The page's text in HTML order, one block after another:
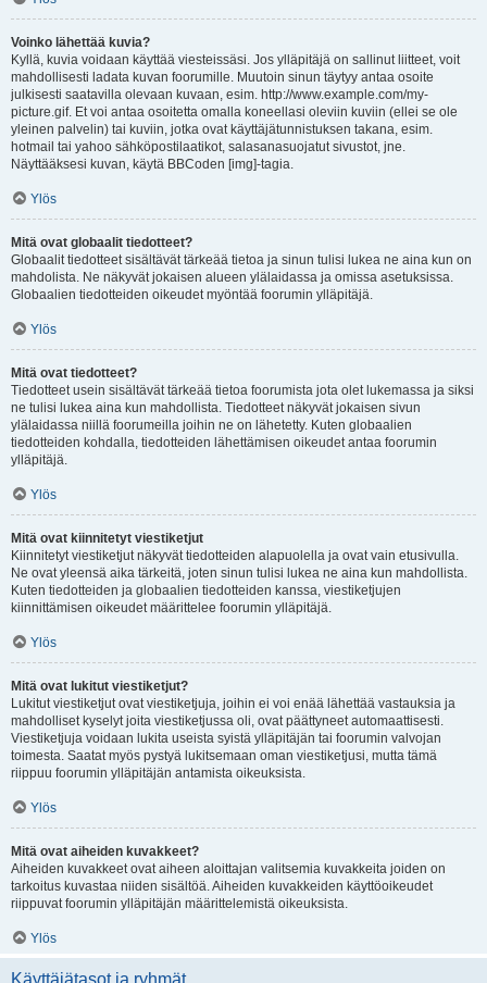
Voinko lähettää kuvia?
Kyllä, kuvia voidaan käyttää viesteissäsi. Jos ylläpitäjä on sallinut liitteet, voit
mahdollisesti ladata kuvan foorumille. Muutoin sinun täytyy antaa osoite
julkisesti saatavilla olevaan kuvaan, esim. http://www.example.com/my-
picture.gif. Et voi antaa osoitetta omalla koneellasi oleviin kuviin (ellei se ole
yleinen palvelin) tai kuviin, jotka ovat käyttäjätunnistuksen takana, esim.
hotmail tai yahoo sähköpostilaatikot, salasanasuojatut sivustot, jne.
Näyttääksesi kuvan, käytä BBCoden [img]-tagia.
Ylös
Mitä ovat globaalit tiedotteet?
Globaalit tiedotteet sisältävät tärkeää tietoa ja sinun tulisi lukea ne aina kun on
mahdolista. Ne näkyvät jokaisen alueen ylälaidassa ja omissa asetuksissa.
Globaalien tiedotteiden oikeudet myöntää foorumin ylläpitäjä.
Ylös
Mitä ovat tiedotteet?
Tiedotteet usein sisältävät tärkeää tietoa foorumista jota olet lukemassa ja siksi
ne tulisi lukea aina kun mahdollista. Tiedotteet näkyvät jokaisen sivun
ylälaidassa niillä foorumeilla joihin ne on lähetetty. Kuten globaalien
tiedotteiden kohdalla, tiedotteiden lähettämisen oikeudet antaa foorumin
ylläpitäjä.
Ylös
Mitä ovat kiinnitetyt viestiketjut
Kiinnitetyt viestiketjut näkyvät tiedotteiden alapuolella ja ovat vain etusivulla.
Ne ovat yleensä aika tärkeitä, joten sinun tulisi lukea ne aina kun mahdollista.
Kuten tiedotteiden ja globaalien tiedotteiden kanssa, viestiketjujen
kiinnittämisen oikeudet määrittelee foorumin ylläpitäjä.
Ylös
Mitä ovat lukitut viestiketjut?
Lukitut viestiketjut ovat viestiketjuja, joihin ei voi enää lähettää vastauksia ja
mahdolliset kyselyt joita viestiketjussa oli, ovat päättyneet automaattisesti.
Viestiketjuja voidaan lukita useista syistä ylläpitäjän tai foorumin valvojan
toimesta. Saatat myös pystyä lukitsemaan oman viestiketjusi, mutta tämä
riippuu foorumin ylläpitäjän antamista oikeuksista.
Ylös
Mitä ovat aiheiden kuvakkeet?
Aiheiden kuvakkeet ovat aiheen aloittajan valitsemia kuvakkeita joiden on
tarkoitus kuvastaa niiden sisältöä. Aiheiden kuvakkeiden käyttöoikeudet
riippuvat foorumin ylläpitäjän määrittelemistä oikeuksista.
Ylös
Käyttäjätasot ja ryhmät